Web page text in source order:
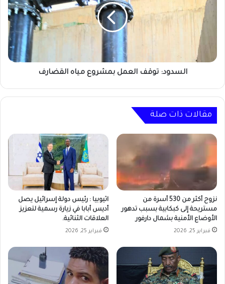
بمشروع
القضارف
السدود: توقف العمل بمشروع مياه القضارف
مقالات ذات صلة
نزوح أكثر من 530 أسرة من
مستريحة إلى كبكابية بسبب تدهور
الأوضاع الأمنية بشمال دارفور
فبراير 25, 2026
اثيوبيا : رئيس دولة إسرائيل يصل
أديس أبابا في زيارة رسمية لتعزيز
العلاقات الثنائية.
فبراير 25, 2026